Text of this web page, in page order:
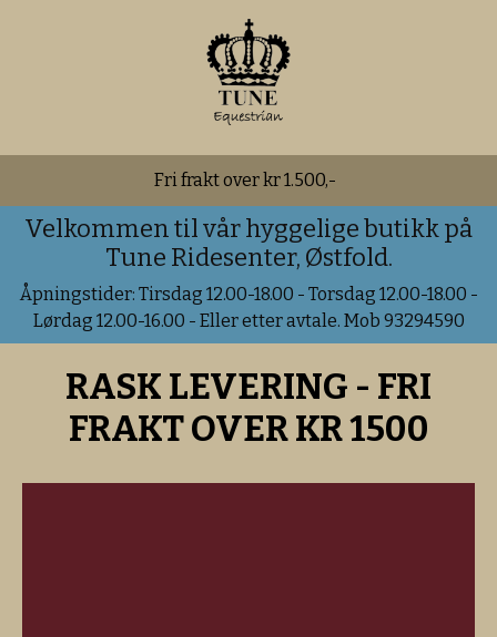
Fri frakt over kr 1.500,-
Velkommen til vår hyggelige butikk på
Tune Ridesenter, Østfold.
Åpningstider: Tirsdag 12.00-18.00 - Torsdag 12.00-18.00 -
Lørdag 12.00-16.00 - Eller etter avtale. Mob 93294590
RASK LEVERING - FRI
FRAKT OVER KR 1500